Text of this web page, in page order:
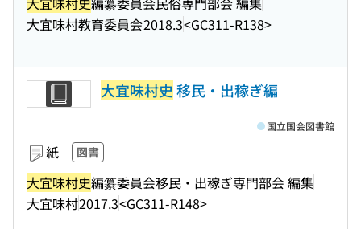
大宜味村教育委員会2018.3<GC311-R138>
大宜味村史 移民・出稼ぎ編
紙 図書
大宜味村史編纂委員会移民・出稼ぎ専門部会 編集
大宜味村2017.3<GC311-R148>
国立国会図書館